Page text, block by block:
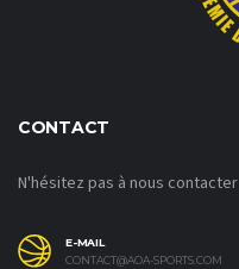
CONTACT
N'hésitez pas à nous contacter
E-MAIL
CONTACT@AOA-SPORTS.COM